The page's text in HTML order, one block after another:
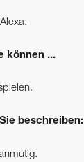
können ...
beschreiben: